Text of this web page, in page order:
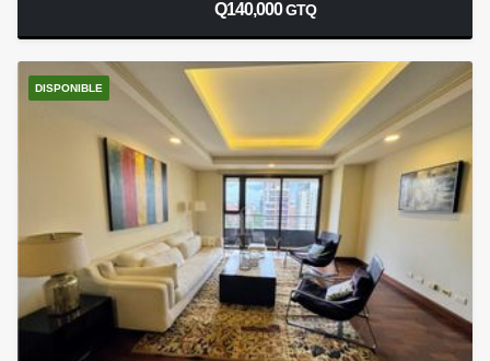
Q140,000GTQ
DISPONIBLE